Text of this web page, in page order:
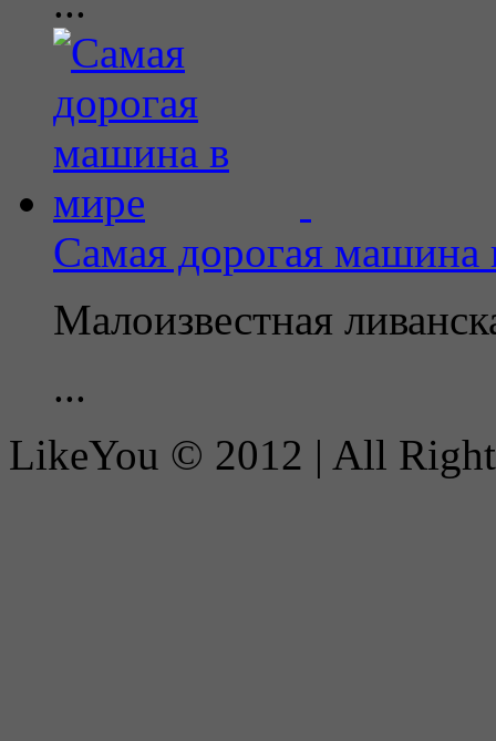
Самая дорогая машина
Малоизвестная
...
LikeYou © 2012 | All